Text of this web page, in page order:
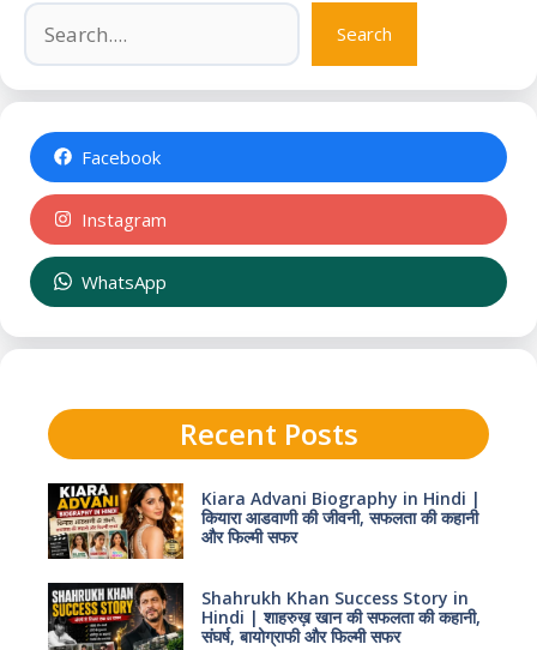
Search
Search
Facebook
Instagram
WhatsApp
Recent Posts
Kiara Advani Biography in Hindi |
कियारा आडवाणी की जीवनी, सफलता की कहानी
और फिल्मी सफर
Shahrukh Khan Success Story in
Hindi | शाहरुख़ खान की सफलता की कहानी,
संघर्ष, बायोग्राफी और फिल्मी सफर